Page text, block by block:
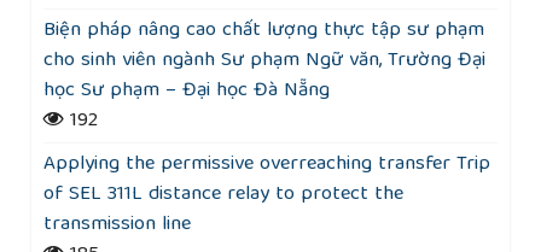
Biện pháp nâng cao chất lượng thực tập sư phạm
cho sinh viên ngành Sư phạm Ngữ văn, Trường Đại
học Sư phạm – Đại học Đà Nẵng
192
Applying the permissive overreaching transfer Trip
of SEL 311L distance relay to protect the
transmission line